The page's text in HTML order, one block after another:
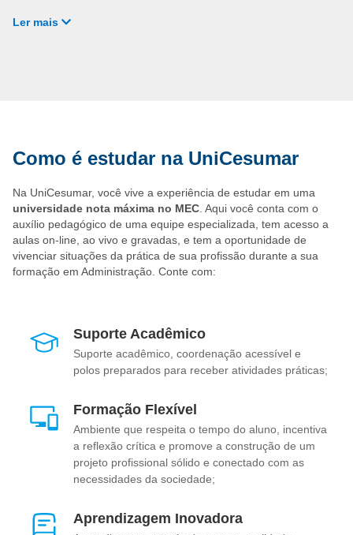
Apoio em
preparado para trabalhar comoassistente
empreendedor, ampliando rapidamente suas
oportunidades de carreira.
Ler mais
Como é estudar na UniCesumar
Na UniCesumar, você vive a experiência de estudar em uma
universidade nota máxima no MEC. Aqui você conta com o
auxílio pedagógico de uma equipe especializada, tem acesso a
aulas on-line, ao vivo e gravadas, e tem a oportunidade de
vivenciar situações da prática de sua profissão durante a sua
formação em Administração. Conte com:
Suporte Acadêmico
Suporte acadêmico, coordenação acessível e
polos preparados para receber atividades práticas;
Formação Flexível
Ambiente que respeita o tempo do aluno, incentiva
a reflexão crítica e promove a construção de um
projeto profissional sólido e conectado com as
necessidades da sociedade;
Aprendizagem Inovadora